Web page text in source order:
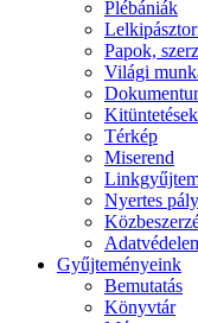
Plébániák
Papok,
Világi
Kitüntetések
Térkép
Miserend
Nyertes
Gyűjteményeink
Bemutatás
Könyvtár